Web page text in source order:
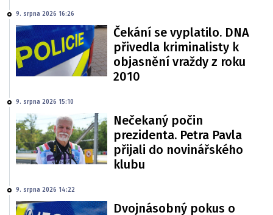
9. srpna 2026 16:26
Čekání se vyplatilo. DNA
přivedla kriminalisty k
objasnění vraždy z roku
2010
9. srpna 2026 15:10
Nečekaný počin
prezidenta. Petra Pavla
přijali do novinářského
klubu
9. srpna 2026 14:22
Dvojnásobný pokus o